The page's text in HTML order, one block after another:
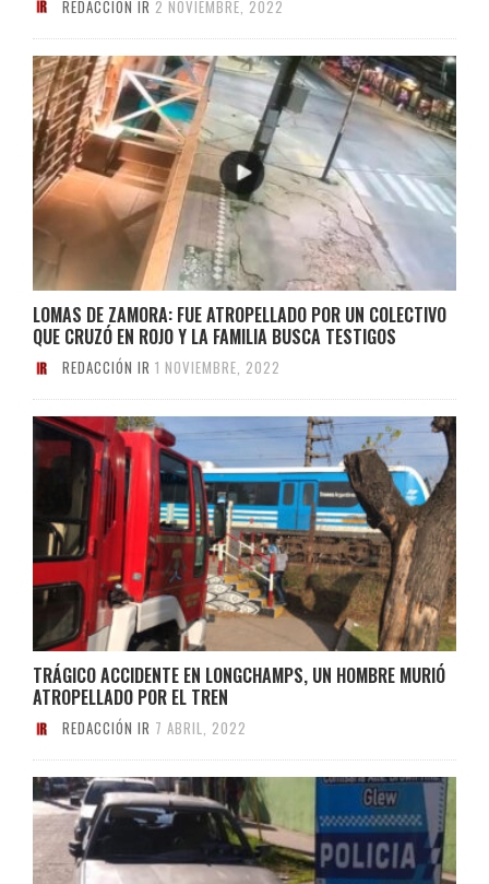
REDACCIÓN IR 2 NOVIEMBRE, 2022
LOMAS DE ZAMORA: FUE ATROPELLADO POR UN COLECTIVO
QUE CRUZÓ EN ROJO Y LA FAMILIA BUSCA TESTIGOS
REDACCIÓN IR 1 NOVIEMBRE, 2022
TRÁGICO ACCIDENTE EN LONGCHAMPS, UN HOMBRE MURIÓ
ATROPELLADO POR EL TREN
REDACCIÓN IR 7 ABRIL, 2022